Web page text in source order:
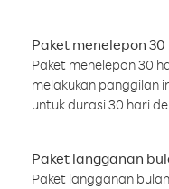
Paket menelepon 30
Paket menelepon 30
melakukan panggilan
untuk durasi 30 hari
Paket langganan
Paket langganan